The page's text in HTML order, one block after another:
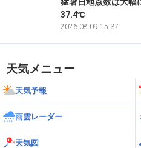
37.4℃
2026.08.09 15:37
天気メニュー
天気予報
雨雲レーダー
天気図